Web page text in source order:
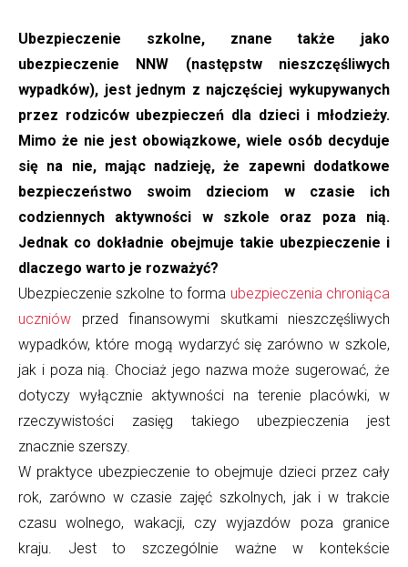
Ubezpieczenie szkolne, znane także jako
ubezpieczenie NNW (następstw nieszczęśliwych
wypadków), jest jednym z najczęściej wykupywanych
przez rodziców ubezpieczeń dla dzieci i młodzieży.
Mimo że nie jest obowiązkowe, wiele osób decyduje
się na nie, mając nadzieję, że zapewni dodatkowe
bezpieczeństwo swoim dzieciom w czasie ich
codziennych aktywności w szkole oraz poza nią.
Jednak co dokładnie obejmuje takie ubezpieczenie i
dlaczego warto je rozważyć?
Ubezpieczenie szkolne to forma ubezpieczenia chroniąca
uczniów przed finansowymi skutkami nieszczęśliwych
wypadków, które mogą wydarzyć się zarówno w szkole,
jak i poza nią. Chociaż jego nazwa może sugerować, że
dotyczy wyłącznie aktywności na terenie placówki, w
rzeczywistości zasięg takiego ubezpieczenia jest
znacznie szerszy.
W praktyce ubezpieczenie to obejmuje dzieci przez cały
rok, zarówno w czasie zajęć szkolnych, jak i w trakcie
czasu wolnego, wakacji, czy wyjazdów poza granice
kraju. Jest to szczególnie ważne w kontekście